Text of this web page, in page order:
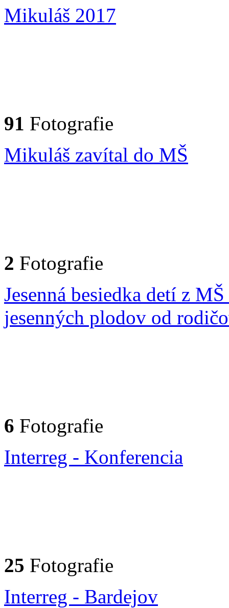
Mikuláš 2017
91 Fotografie
Mikuláš zavítal do MŠ
2 Fotografie
Jesenná besiedka detí z
jesenných plodov od
6 Fotografie
Interreg - Konferencia
25 Fotografie
Interreg - Bardejov